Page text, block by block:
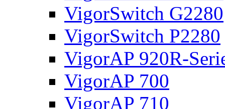
VigorSwitch G2280
VigorSwitch P2280
VigorAP 920R-
VigorAP 700
VigorAP 710